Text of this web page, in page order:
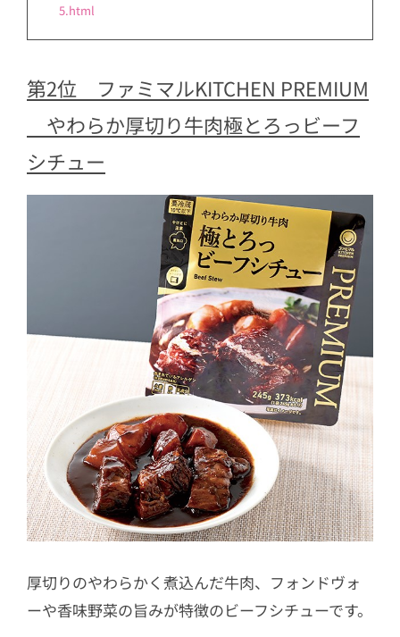
5.html
第2位 ファミマルKITCHEN PREMIUM
やわらか厚切り牛肉極とろっビーフ
シチュー
厚切りのやわらかく煮込んだ牛肉、フォンドヴォ
ーや香味野菜の旨みが特徴のビーフシチューです。